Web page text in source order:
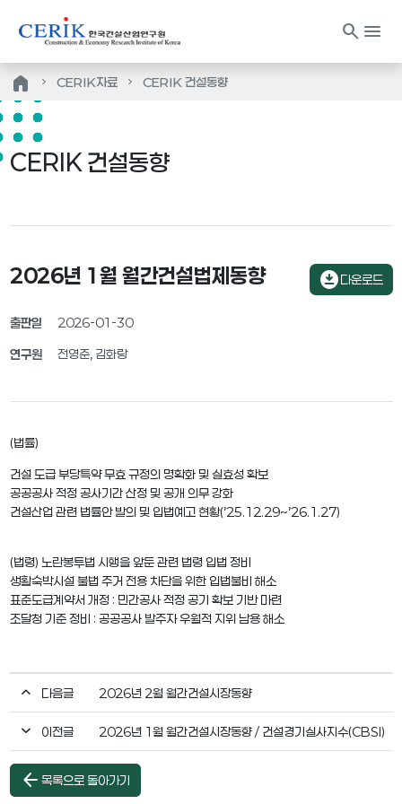
search menu
home CERIK자료 CERIK 건설동향
CERIK 건설동향
2026년 1월 월간건설법제동향
출판일 2026-01-30
연구원 전영준, 김화랑
download_for_offline다운로드
(법률)
건설 도급 부당특약 무효 규정의 명확화 및 실효성 확보
공공공사 적정 공사기간 산정 및 공개 의무 강화
건설산업 관련 법률안 발의 및 입법예고 현황(’25.12.29~’26.1.27)
(법령) 노란봉투법 시행을 앞둔 관련 법령 입법 정비
생활숙박시설 불법 주거 전용 차단을 위한 입법불비 해소
표준도급계약서 개정 : 민간공사 적정 공기 확보 기반 마련
조달청 기준 정비 : 공공공사 발주자 우월적 지위 남용 해소
다음글 2026년 2월 월간건설시장동향
이전글 2026년 1월 월간건설시장동향 / 건설경기실사지수(CBSI)
arrow_back 목록으로 돌아가기